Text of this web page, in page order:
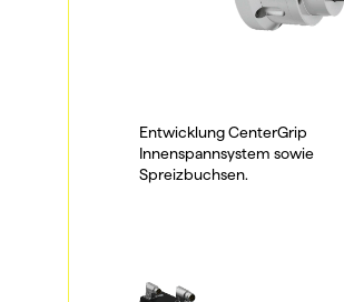
Entwicklung CenterGrip
Innenspannsystem sowie
Spreizbuchsen.